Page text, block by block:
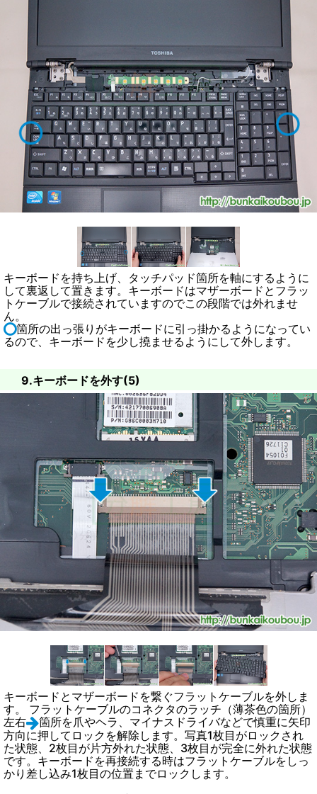
キーボードを持ち上げ、タッチパッド箇所を軸にするように
して裏返して置きます。キーボードはマザーボードとフラッ
トケーブルで接続されていますのでこの段階では外れませ
ん。
箇所の出っ張りがキーボードに引っ掛かるようになってい
るので、キーボードを少し撓ませるようにして外します。
9.キーボードを外す(5)
キーボードとマザーボードを繋ぐフラットケーブルを外しま
す。 フラットケーブルのコネクタのラッチ（薄茶色の箇所）
左右
箇所を爪やヘラ、マイナスドライバなどで慎重に矢印
方向に押してロックを解除します。写真1枚目がロックされ
た状態、2枚目が片方外れた状態、3枚目が完全に外れた状態
です。キーボードを再接続する時はフラットケーブルをしっ
かり差し込み1枚目の位置までロックします。